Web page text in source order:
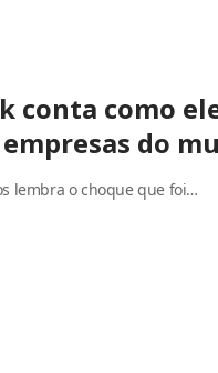
conta como
do
lembra o choque que foi…